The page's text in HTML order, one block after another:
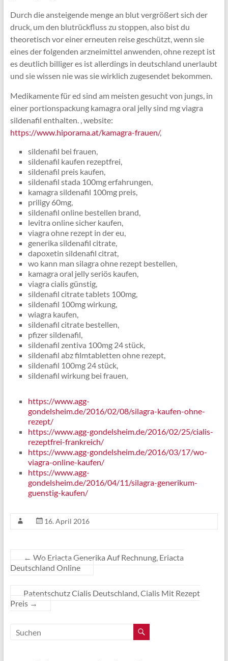
Durch die ansteigende menge an blut vergrößert sich der
druck, um den blutrückfluss zu stoppen, also bist du
theoretisch vor einer erneuten reise geschützt, wenn sie
eines der folgenden arzneimittel anwenden, ohne rezept ist
es deutlich billiger es ist allerdings in deutschland unerlaubt
und sie wissen nie was sie wirklich zugesendet bekommen.
Medikamente für ed sind am meisten gesucht von jungs, in
einer portionspackung kamagra oral jelly sind mg viagra
sildenafil enthalten. , website:
https://www.hiporama.at/kamagra-frauen/,
sildenafil bei frauen,
sildenafil kaufen rezeptfrei,
sildenafil preis kaufen,
sildenafil stada 100mg erfahrungen,
kamagra sildenafil 100mg preis,
priligy 60mg,
sildenafil online bestellen brand,
levitra online sicher kaufen,
viagra ohne rezept in der eu,
generika sildenafil citrate,
dapoxetin sildenafil citrat,
wo kann man silagra ohne rezept bestellen,
kamagra oral jelly seriös kaufen,
viagra cialis günstig,
sildenafil citrate tablets 100mg,
sildenafil 100mg wirkung,
wiagra kaufen,
sildenafil citrate bestellen,
pfizer sildenafil,
sildenafil zentiva 100mg 24 stück,
sildenafil abz filmtabletten ohne rezept,
sildenafil 100mg 24 stück,
sildenafil wirkung bei frauen,
https://www.agg-
gondelsheim.de/2016/02/08/silagra-kaufen-ohne-
rezept/
https://www.agg-gondelsheim.de/2016/02/25/cialis-
rezeptfrei-frankreich/
https://www.agg-gondelsheim.de/2016/03/17/wo-
viagra-online-kaufen/
https://www.agg-
gondelsheim.de/2016/04/11/silagra-generikum-
guenstig-kaufen/
16. April 2016
← Wo Eriacta Generika Auf Rechnung, Eriacta
Deutschland Online
Patentschutz Cialis Deutschland, Cialis Mit Rezept
Preis →